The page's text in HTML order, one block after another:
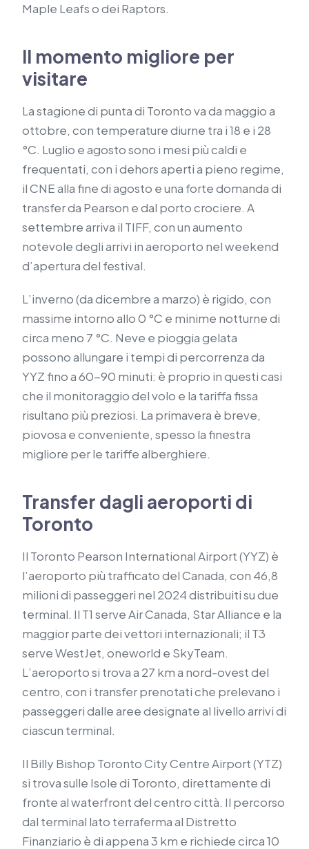
Maple Leafs o dei Raptors.
Il momento migliore per
visitare
La stagione di punta di Toronto va da maggio a
ottobre, con temperature diurne tra i 18 e i 28
°C. Luglio e agosto sono i mesi più caldi e
frequentati, con i dehors aperti a pieno regime,
il CNE alla fine di agosto e una forte domanda di
transfer da Pearson e dal porto crociere. A
settembre arriva il TIFF, con un aumento
notevole degli arrivi in aeroporto nel weekend
d’apertura del festival.
L’inverno (da dicembre a marzo) è rigido, con
massime intorno allo 0 °C e minime notturne di
circa meno 7 °C. Neve e pioggia gelata
possono allungare i tempi di percorrenza da
YYZ fino a 60-90 minuti: è proprio in questi casi
che il monitoraggio del volo e la tariffa fissa
risultano più preziosi. La primavera è breve,
piovosa e conveniente, spesso la finestra
migliore per le tariffe alberghiere.
Transfer dagli aeroporti di
Toronto
Il Toronto Pearson International Airport (YYZ) è
l’aeroporto più trafficato del Canada, con 46,8
milioni di passeggeri nel 2024 distribuiti su due
terminal. Il T1 serve Air Canada, Star Alliance e la
maggior parte dei vettori internazionali; il T3
serve WestJet, oneworld e SkyTeam.
L’aeroporto si trova a 27 km a nord-ovest del
centro, con i transfer prenotati che prelevano i
passeggeri dalle aree designate al livello arrivi di
ciascun terminal.
Il Billy Bishop Toronto City Centre Airport (YTZ)
si trova sulle Isole di Toronto, direttamente di
fronte al waterfront del centro città. Il percorso
dal terminal lato terraferma al Distretto
Finanziario è di appena 3 km e richiede circa 10